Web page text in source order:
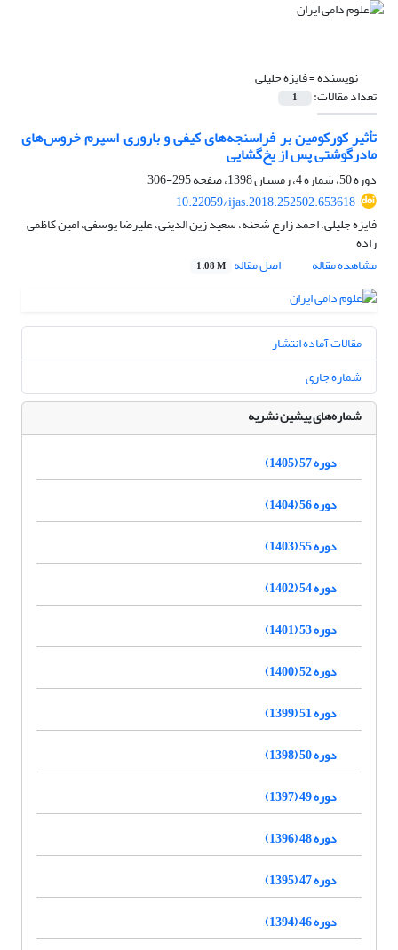
نویسنده =فایزه جلیلی
تعداد مقالات: 1
تأثیر کورکومین بر فراسنجه‌های کیفی و باروری اسپرم خروس‌های
مادرگوشتی پس از یخ‌گشایی
دوره 50، شماره 4، زمستان 1398، صفحه
295-306
10.22059/ijas.2018.252502.653618
فایزه جلیلی، احمد زارع شحنه، سعید زین الدینی، علیرضا یوسفی، امین کاظمی
زاده
مشاهده مقاله
اصل مقاله 1.08 M
مقالات آماده انتشار
شماره جاری
شماره‌های پیشین نشریه
دوره 57 (1405)
دوره 56 (1404)
دوره 55 (1403)
دوره 54 (1402)
دوره 53 (1401)
دوره 52 (1400)
دوره 51 (1399)
دوره 50 (1398)
دوره 49 (1397)
دوره 48 (1396)
دوره 47 (1395)
دوره 46 (1394)